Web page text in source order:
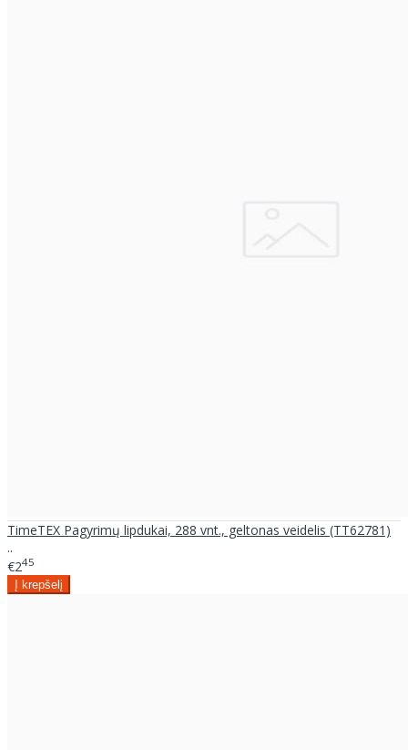
TimeTEX Pagyrimų lipdukai, 288 vnt., geltonas veidelis (TT62781)
..
€245